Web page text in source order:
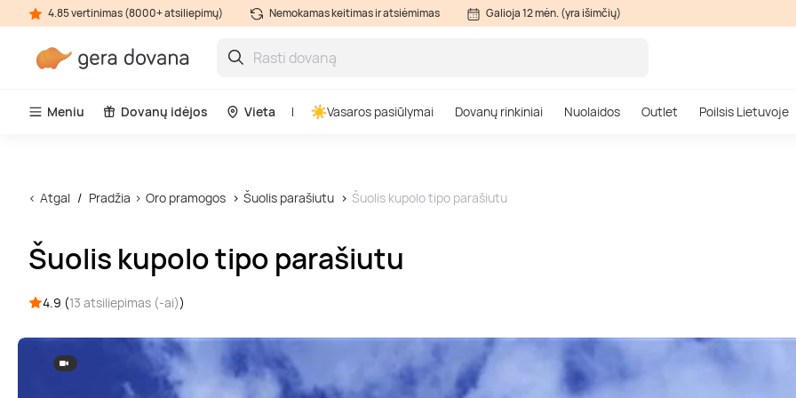
4.85 vertinimas (8000+ atsiliepimų) Nemokamas keitimas ir atsiėmimas Galioja 12 mėn. (yra išimčių)
Meniu Dovanų idėjos Vieta Vasaros pasiūlymai Dovanų rinkiniai Nuolaidos Outlet Poilsis Lietuvoje
Atgal Pradžia Oro pramogos Šuolis parašiutu Šuolis kupolo tipo parašiutu
Šuolis kupolo tipo parašiutu
4.9 (13 atsiliepimas (-ai))